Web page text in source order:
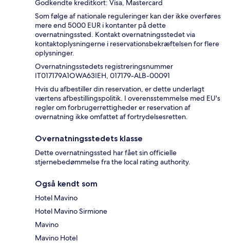
Godkendte kreditkort: Visa, Mastercard
Som følge af nationale reguleringer kan der ikke overføres
mere end 5000 EUR i kontanter på dette
overnatningssted. Kontakt overnatningsstedet via
kontaktoplysningerne i reservationsbekræftelsen for flere
oplysninger.
Overnatningsstedets registreringsnummer
IT017179A1OWA63IEH, 017179-ALB-00091
Hvis du afbestiller din reservation, er dette underlagt
værtens afbestillingspolitik. I overensstemmelse med EU's
regler om forbrugerrettigheder er reservation af
overnatning ikke omfattet af fortrydelsesretten.
Overnatningsstedets klasse
Dette overnatningssted har fået sin officielle
stjernebedømmelse fra the local rating authority.
Også kendt som
Hotel Mavino
Hotel Mavino Sirmione
Mavino
Mavino Hotel